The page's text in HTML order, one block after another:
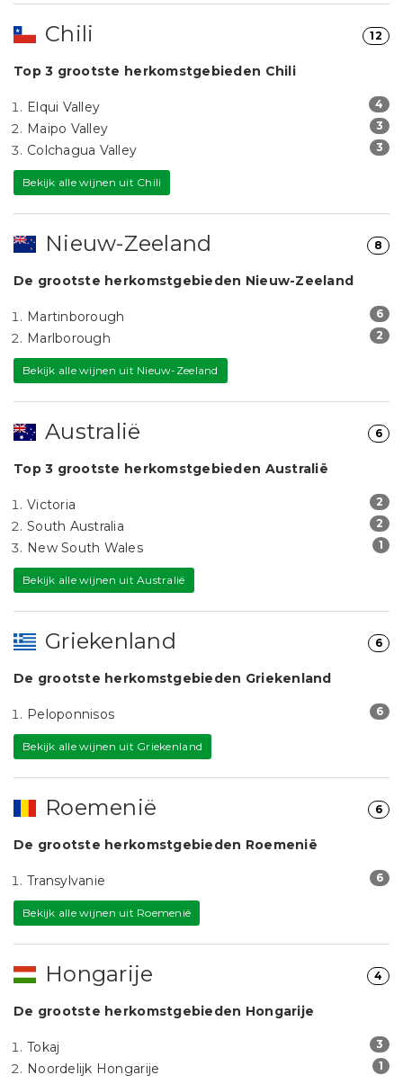
12
Chili
Top 3 grootste herkomstgebieden Chili
Elqui Valley 4
Maipo Valley 3
Colchagua Valley 3
Bekijk alle wijnen uit Chili
8
Nieuw-Zeeland
De grootste herkomstgebieden Nieuw-Zeeland
Martinborough 6
Marlborough 2
Bekijk alle wijnen uit Nieuw-Zeeland
6
Australië
Top 3 grootste herkomstgebieden Australië
Victoria 2
South Australia 2
New South Wales 1
Bekijk alle wijnen uit Australië
6
Griekenland
De grootste herkomstgebieden Griekenland
Peloponnisos 6
Bekijk alle wijnen uit Griekenland
6
Roemenië
De grootste herkomstgebieden Roemenië
Transylvanie 6
Bekijk alle wijnen uit Roemenië
4
Hongarije
De grootste herkomstgebieden Hongarije
Tokaj 3
Noordelijk Hongarije 1